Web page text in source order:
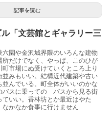
記事を読む
「文芸館とギャラリー三
六園や金沢城界隈のいろんな建物
所だけでなく、やっぱ、このひが
町市場にぬ受けていくところ上り
並みもいい。結構近代建築や古い
並んでいる。町全体がいいのかな
バスに乗っての バスから見る街
ていい。香林坊とか最近はやた
かなか食事に行けません